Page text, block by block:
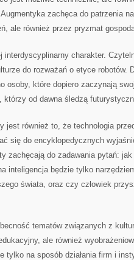
zachęca do patrzenia
ale również przez pryzmat
interdyscyplinarny charakter.
do rozważań o etyce robotów.
osoby, które dopiero zaczynają
od dawna śledzą
jest również to, że technologia
się do encyklopedycznych
zachęcają do zadawania pytań:
inteligencja będzie tylko
świata, oraz czy człowiek
tematów związanych z
ale również
tylko na sposób działania firm i